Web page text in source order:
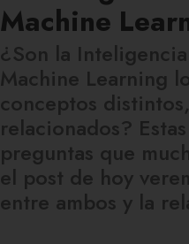
Machine
¿Son la
Machine Learning
conceptos
relacionados?
preguntas que
el post de hoy
entre ambos y la